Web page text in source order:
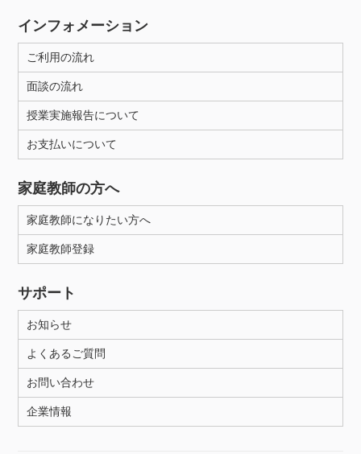
インフォメーション
ご利用の流れ
面談の流れ
授業実施報告について
お支払いについて
家庭教師の方へ
家庭教師になりたい方へ
家庭教師登録
サポート
お知らせ
よくあるご質問
お問い合わせ
企業情報